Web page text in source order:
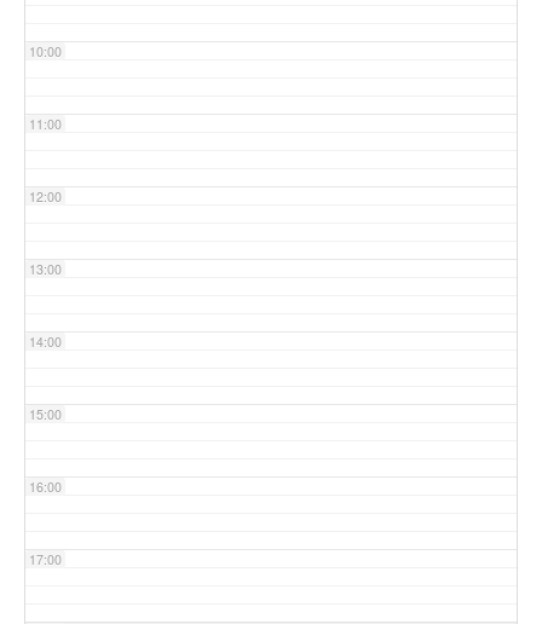
10:00
11:00
12:00
13:00
14:00
15:00
16:00
17:00